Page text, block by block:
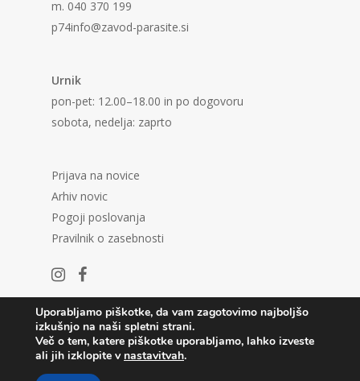
m. 040 370 199
p74info@zavod-parasite.si
Urnik
pon-pet: 12.00–18.00 in po dogovoru
sobota, nedelja: zaprto
Prijava na novice
Arhiv novic
Pogoji poslovanja
Pravilnik o zasebnosti
Uporabljamo piškotke, da vam zagotovimo najboljšo
izkušnjo na naši spletni strani.
Več o tem, katere piškotke uporabljamo, lahko izveste
ali jih izklopite v nastavitvah.